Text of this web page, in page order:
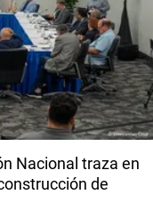
Nacional traza en
de